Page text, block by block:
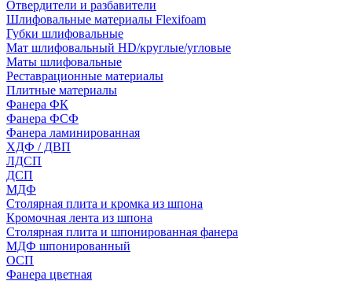
Отвердители и разбавители
Шлифовальные материалы Flexifoam
Губки шлифовальные
Мат шлифовальный HD/круглые/угловые
Маты шлифовальные
Реставрационные материалы
Плитные материалы
Фанера ФК
Фанера ФСФ
Фанера ламинированная
ХДФ / ДВП
ЛДСП
ДСП
МДФ
Столярная плита и кромка из шпона
Кромочная лента из шпона
Столярная плита и шпонированная фанера
МДФ шпонированный
ОСП
Фанера цветная